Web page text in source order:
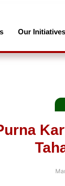
Our Initiatives